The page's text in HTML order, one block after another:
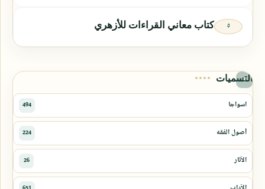
كتاب معاني القراءات للأزهري
التسميات